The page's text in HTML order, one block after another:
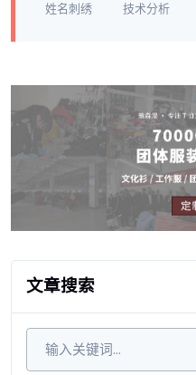
姓名刺绣 技术分析
文章搜索